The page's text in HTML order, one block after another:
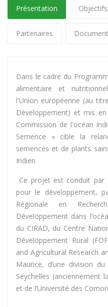
Présentation Objectifs
Partenaires
Dans le cadre du
alimentaire et
l'Union européenne (au
Développement) et mis
Commission de l'océan
Semence » cible la
semences et de plants
Indien
Ce projet est conduit par
pour le développement,
Régionale en
Développement dans
du CIRAD, du Centre
Développement Rural
and Agricultural Research
Maurice, d’une division
Seychelles (anciennement
et de l’Université des